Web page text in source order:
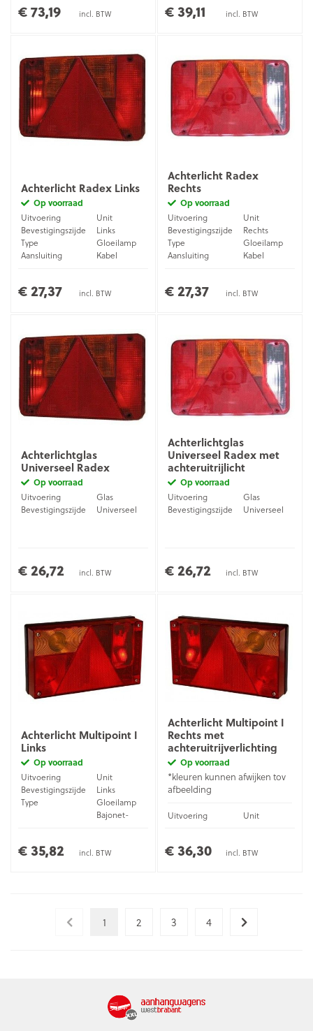
€ 73,19 incl. BTW € 39,11 incl. BTW
Achterlicht Radex Links
Op voorraad
Uitvoering
Unit
Bevestigingszijde
Links
Type
Gloeilamp
Aansluiting
Kabel
€ 27,37 incl. BTW
Achterlicht Radex
Rechts
Op voorraad
Uitvoering
Unit
Bevestigingszijde
Rechts
Type
Gloeilamp
Aansluiting
Kabel
€ 27,37 incl. BTW
Achterlichtglas
Universeel Radex
Op voorraad
Uitvoering
Glas
Bevestigingszijde
Universeel
€ 26,72 incl. BTW
Achterlichtglas
Universeel Radex met
achteruitrijlicht
Op voorraad
Uitvoering
Glas
Bevestigingszijde
Universeel
€ 26,72 incl. BTW
Achterlicht Multipoint I
Links
Op voorraad
Uitvoering
Unit
Bevestigingszijde
Links
Type
Gloeilamp
Bajonet-
stekker (5-
€ 35,82 incl. BTW
Achterlicht Multipoint I
Rechts met
achteruitrijverlichting
Op voorraad
*kleuren kunnen afwijken tov
afbeelding
Uitvoering
Unit
Bajonet-
€ 36,30 incl. BTW
1 2 3 4